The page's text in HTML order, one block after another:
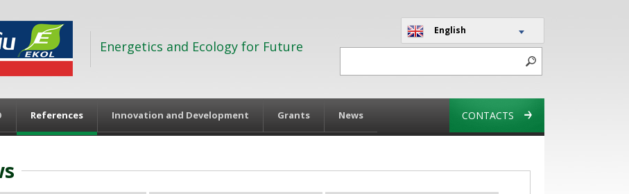
Energetics and Ecology for Future
English
References Innovation and Development Grants News CONTACTS